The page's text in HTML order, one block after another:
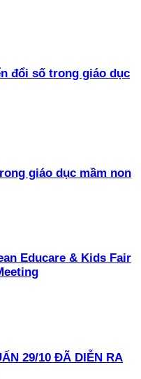
đổi số trong giáo dục
giáo dục mầm non
Educare & Kids Fair
29/10 ĐÃ DIỄN RA